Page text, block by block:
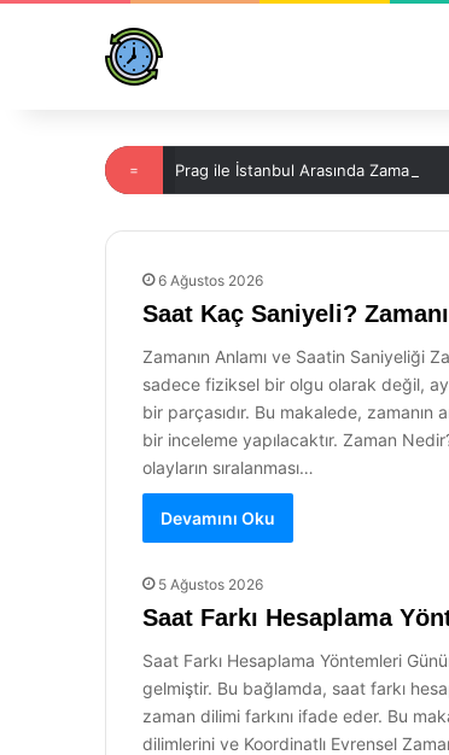
= Prag ile İstanbul Arasında Zaman
6 Ağustos 2026
Saat Kaç Saniyeli?
Zamanın Anlamı ve Saatin Saniyeliği
sadece fiziksel bir olgu olarak değil,
bir parçasıdır. Bu makalede,
bir inceleme yapılacaktır. Zaman
olayların sıralanması…
Devamını Oku
5 Ağustos 2026
Saat Farkı Hesaplama
Saat Farkı Hesaplama Yöntemleri
gelmiştir. Bu bağlamda, saat farkı
zaman dilimi farkını ifade eder. Bu
dilimlerini ve Koordinatlı Evrensel